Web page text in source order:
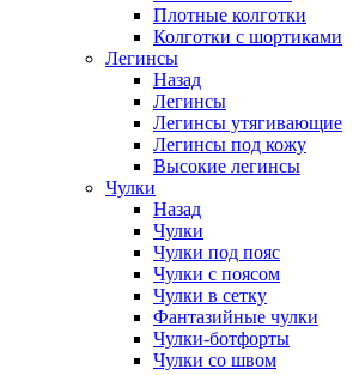
Плотные колготки
Колготки с шортиками
Легинсы
Назад
Легинсы
Легинсы утягивающие
Легинсы под кожу
Высокие легинсы
Чулки
Назад
Чулки
Чулки под пояс
Чулки с поясом
Чулки в сетку
Фантазийные чулки
Чулки-ботфорты
Чулки со швом